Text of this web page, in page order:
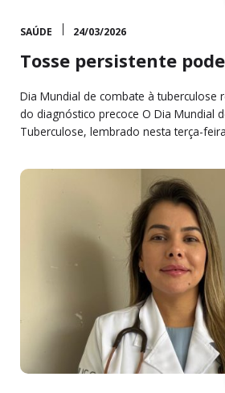
SAÚDE 24/03/2026
Tosse persistente
Dia Mundial de combate à tuberculose
do diagnóstico precoce O Dia Mundial
Tuberculose, lembrado nesta terça-